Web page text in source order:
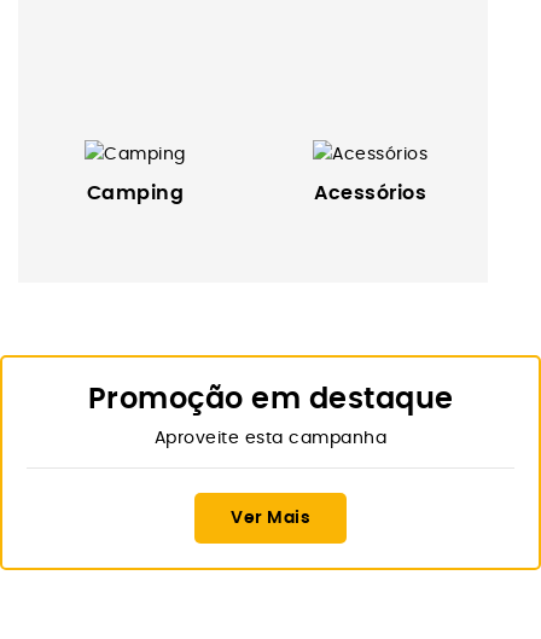
Camping Acessórios
Promoção em destaque
Aproveite esta campanha
Ver Mais